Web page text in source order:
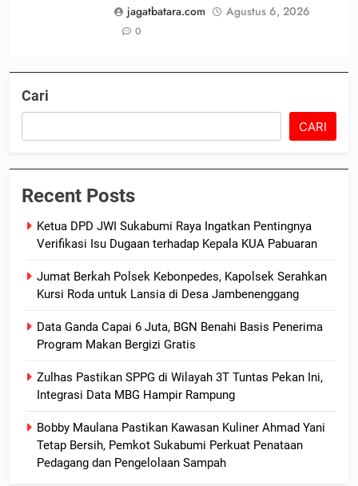
jagatbatara.com
Agustus 6, 2026
0
Cari
CARI
Recent Posts
Ketua DPD JWI Sukabumi Raya Ingatkan Pentingnya
Verifikasi Isu Dugaan terhadap Kepala KUA Pabuaran
Jumat Berkah Polsek Kebonpedes, Kapolsek Serahkan
Kursi Roda untuk Lansia di Desa Jambenenggang
Data Ganda Capai 6 Juta, BGN Benahi Basis Penerima
Program Makan Bergizi Gratis
Zulhas Pastikan SPPG di Wilayah 3T Tuntas Pekan Ini,
Integrasi Data MBG Hampir Rampung
Bobby Maulana Pastikan Kawasan Kuliner Ahmad Yani
Tetap Bersih, Pemkot Sukabumi Perkuat Penataan
Pedagang dan Pengelolaan Sampah